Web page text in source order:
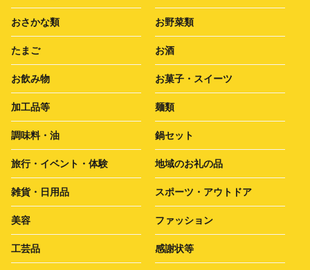
おさかな類 お野菜類
たまご お酒
お飲み物 お菓子・スイーツ
加工品等 麺類
調味料・油 鍋セット
旅行・イベント・体験 地域のお礼の品
雑貨・日用品 スポーツ・アウトドア
美容 ファッション
工芸品 感謝状等